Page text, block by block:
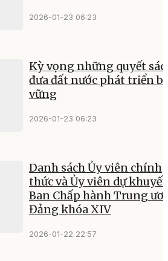
2026-01-23 06:23
Kỳ vọng những quyết
đưa đất nước phát triển
vững
2026-01-23 06:23
Danh sách Ủy viên chính
thức và Ủy viên dự khuyết
Ban Chấp hành Trung
Đảng khóa XIV
2026-01-22 22:57